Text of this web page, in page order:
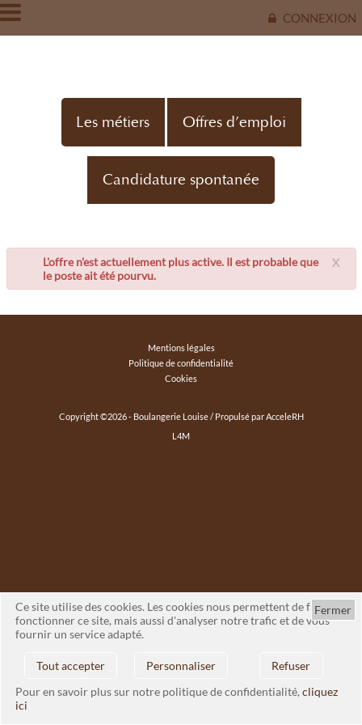
Fermer
Ce site utilise des cookies. Les cookies nous permettent de faire
fonctionner ce site, mais aussi d'analyser notre trafic et de vous
fournir un service adapté.
Tout accepter Personnaliser
Refuser
Pour en savoir plus sur notre politique de confidentialité,cliquez
ici
CONNEXION
Les métiers Offres d’emploi
Candidature spontanée
X
L'offre n'est actuellement plus active. Il est probable que
le poste ait été pourvu.
Mentions légales
Politique de confidentialité
Cookies
Copyright ©2026- Boulangerie Louise / Propulsé parAcceleRH
L4M